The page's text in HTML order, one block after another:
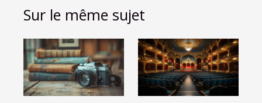
Sur le même sujet